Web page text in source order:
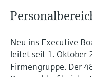
Neu ins Executive
leitet seit 1. Oktober
Firmengruppe. Der